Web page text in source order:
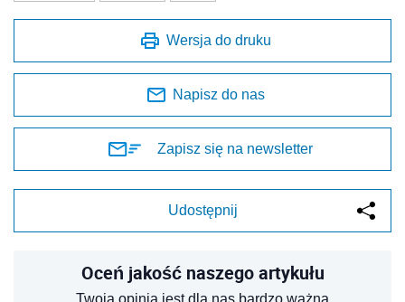
Wersja do druku
Napisz do nas
Zapisz się na newsletter
Udostępnij
Oceń jakość naszego artykułu
Twoja opinia jest dla nas bardzo ważna